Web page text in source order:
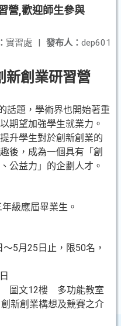
營,歡迎師生參與
發布人： dep601
實習處 |
新創業研習營
話題，學術界也開始著重
期望加強學生就業力。
升學生對於創新創業的
後，成為一個具有「創
公益力」的企劃人才。
級應屆畢業生。
5月25日止，限50名，
圖文12樓 多功能教室
新創業構想及競賽之介